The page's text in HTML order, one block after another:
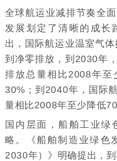
全球航运业减排节奏全
发展划定了清晰的成长
出，国际航运业温室气
到净零排放，到2030年
排放总量相比2008年至
30%；到2040年，国际
量相比2008年至少降低
国内层面，船舶工业绿
略。《船舶制造业绿色
2030年）》明确提出，